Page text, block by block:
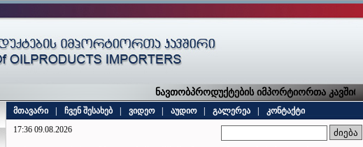
ნავთობპროდუქტების იმპორტიორთა კავშირი
მთავარი ჩვენ შესახებ ვიდეო აუდიო გალერეა
კონტაქტი
17:36 09.08.2026